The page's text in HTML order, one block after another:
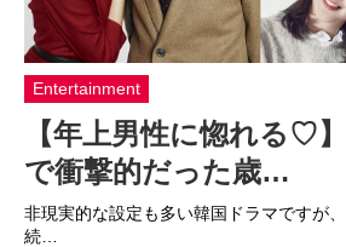
Entertainment
【年上男性に惚れる♡
で衝撃的だった歳…
非現実的な設定も多い韓国ドラマですが
続…